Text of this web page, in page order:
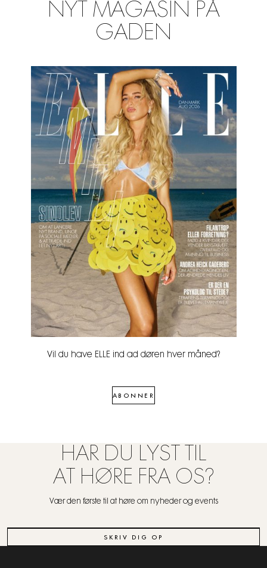
NYT MAGASIN PÅ
GADEN
Vil du have ELLE ind ad døren hver måned?
ABONNER
HAR DU LYST TIL
AT HØRE FRA OS?
Vær den første til at høre om nyheder og events
SKRIV DIG OP